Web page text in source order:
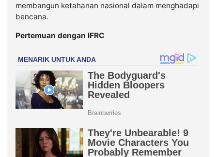
membangun ketahanan nasional dalam menghadapi
bencana.
Pertemuan dengan IFRC